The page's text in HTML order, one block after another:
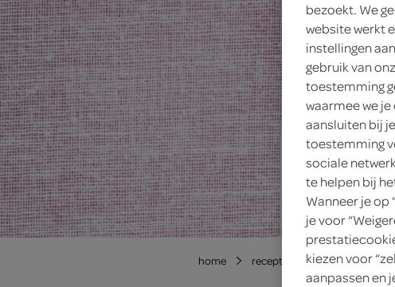
home recepten makreelmousse
bezoekt. We
website werkt
instellingen
gebruik van
toestemming
waarmee we
aansluiten bij
toestemming
sociale
te helpen bij
Wanneer je op
je voor
kiezen voor
aanpassen en